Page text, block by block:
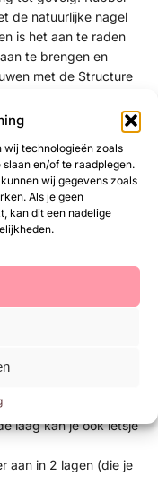
wij technologieën zoals
en/of te raadplegen.
wij gegevens zoals
Als je geen
kan dit een nadelige
de natuurlijke nagel
is het aan te raden
te brengen en
met de Structure
nodig hebben. De
is dus hét geheim voor
Nail Treatment.
met ribbels,
2 laagjes.
lamp.
nagel op te ruwen
laag kan je ook ietsje
aan in 2 lagen (die je